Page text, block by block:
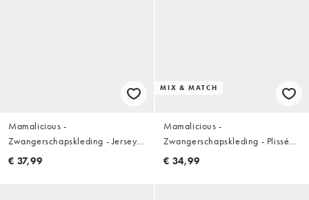
Mamalicious -
Zwangerschapskleding - Jersey
top met borstvoedingsfunctie en
€ 37,99
MIX & MATCH
Mamalicious -
Zwangerschapskleding - Plissé
top met open buik in zwart, deel
€ 34,99